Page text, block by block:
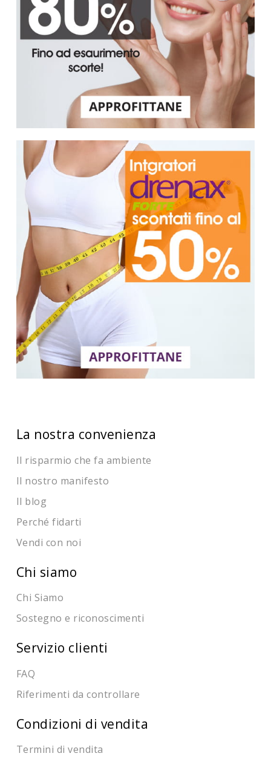
La nostra convenienza
Il risparmio che fa ambiente
Il nostro manifesto
Il blog
Perché fidarti
Vendi con noi
Chi siamo
Chi Siamo
Sostegno e riconoscimenti
Servizio clienti
FAQ
Riferimenti da controllare
Condizioni di vendita
Termini di vendita